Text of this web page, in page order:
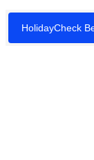
HolidayCheck